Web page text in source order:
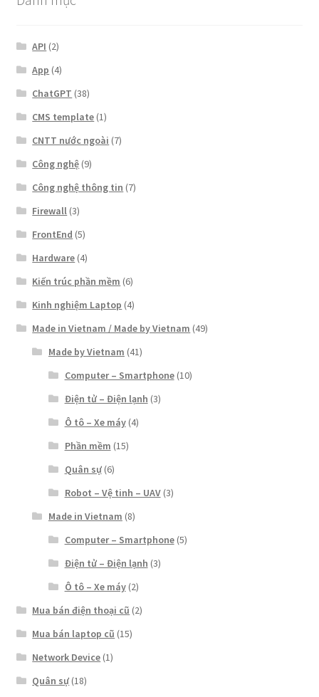
API (2)
App (4)
ChatGPT (38)
CMS template (1)
CNTT nước ngoài (7)
Công nghệ (9)
Công nghệ thông tin (7)
Firewall (3)
FrontEnd (5)
Hardware (4)
Kiến trúc phần mềm (6)
Kinh nghiệm Laptop (4)
Made in Vietnam / Made by Vietnam (49)
Made by Vietnam (41)
Computer – Smartphone(10)
Điện tử – Điện lạnh (3)
Ô tô – Xe máy(4)
Phần mềm (15)
Quân sự(6)
Robot – Vệ tinh – UAV(3)
Made in Vietnam (8)
Computer – Smartphone(5)
Điện tử – Điện lạnh (3)
Ô tô – Xe máy(2)
Mua bán điện thoại cũ (2)
Mua bán laptop cũ (15)
Network Device (1)
Quân sự (18)